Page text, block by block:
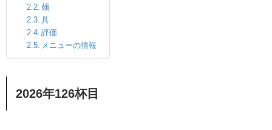
麺
具
評価
メニューの情報
2026年126杯目